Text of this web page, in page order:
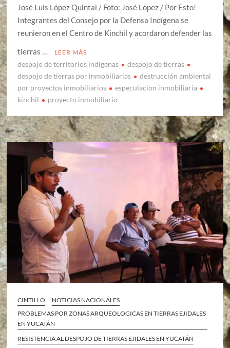
José Luis López Quintal / Foto: José López / Por Esto!
Integrantes del Consejo por la Defensa Indígena se
reunieron en el Centro de Kinchil y acordaron defender las
tierras …
LEER MÁS
despojo de territorios indigenas
despojo de tierras
despojo de tierras por inmobiliarias
destrucción ambiental
por proyectos inmobiliarios
especulacion inmobiliaria
kinchil
proyecto inmobiliario
CINTILLO
NOTICIAS NACIONALES
PROBLEMAS POR ZONAS ARQUEOLOGICAS EN TIERRAS EJIDALES
EN YUCATÁN
RESISTENCIA AL DESPOJO DE TIERRAS EJIDALES EN YUCATÁN